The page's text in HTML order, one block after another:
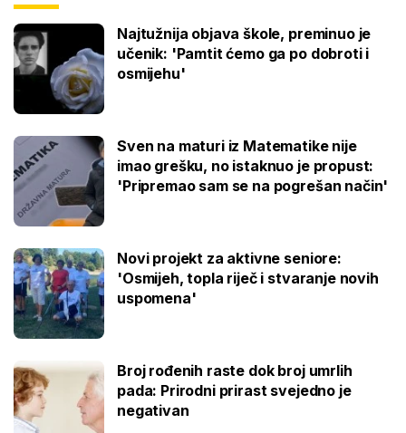
Najtužnija objava škole, preminuo je
učenik: 'Pamtit ćemo ga po dobroti i
osmijehu'
Sven na maturi iz Matematike nije
imao grešku, no istaknuo je propust:
'Pripremao sam se na pogrešan način'
Novi projekt za aktivne seniore:
'Osmijeh, topla riječ i stvaranje novih
uspomena'
Broj rođenih raste dok broj umrlih
pada: Prirodni prirast svejedno je
negativan